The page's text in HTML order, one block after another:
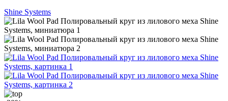
Shine Systems